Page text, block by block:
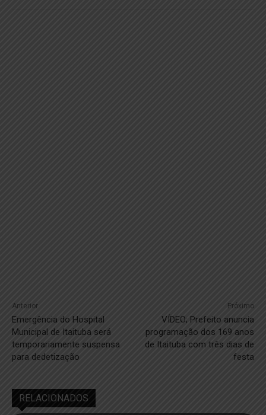
Anterior
Emergência do Hospital
Municipal de Itaituba será
temporariamente suspensa
para dedetização
Próximo
VÍDEO; Prefeito anuncia
programação dos 169 anos
de Itaituba com três dias de
festa
RELACIONADOS